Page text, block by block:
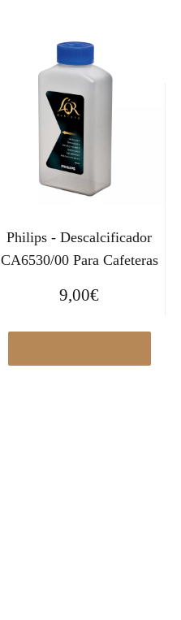
Philips - Descalcificador
CA6530/00 Para Cafeteras
9,00€